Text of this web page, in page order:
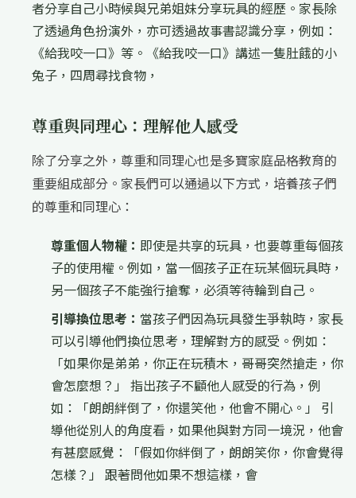
者分享自己小時候與兄弟姐妹分享玩具的經歷。家長除
了透過角色扮演外，亦可透過故事書認識分享，例如：
《給我咬一口》等。《給我咬一口》講述一隻肚餓的小
兔子，四周尋找食物，
尊重與同理心：理解他人感受
除了分享之外，尊重和同理心也是多寶家庭品格教育的
重要組成部分。家長們可以通過以下方式，培養孩子們
的尊重和同理心：
尊重個人物權： 即使是共享的玩具，也要尊重每個孩
子的使用權。例如，當一個孩子正在玩某個玩具時，
另一個孩子不能強行搶奪，必須等待輪到自己。
引導換位思考： 當孩子們因為玩具發生爭執時，家長
可以引導他們換位思考，理解對方的感受。例如：
「如果你是弟弟，你正在玩積木，哥哥突然搶走，你
會怎麼想？」 指出孩子不顧他人感受的行為，例
如：「朗朗絆倒了，你還笑他，他會不開心。」 引
導他從別人的角度看，如果他與對方同一境況，他會
有甚麼感覺：「假如你絆倒了，朗朗笑你，你會覺得
怎樣？」 跟著問他如果不想這樣，會